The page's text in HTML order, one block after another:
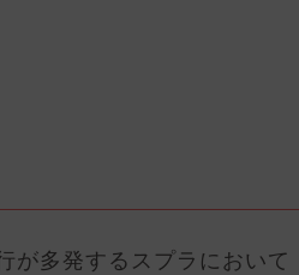
が多発するスプラにおいて